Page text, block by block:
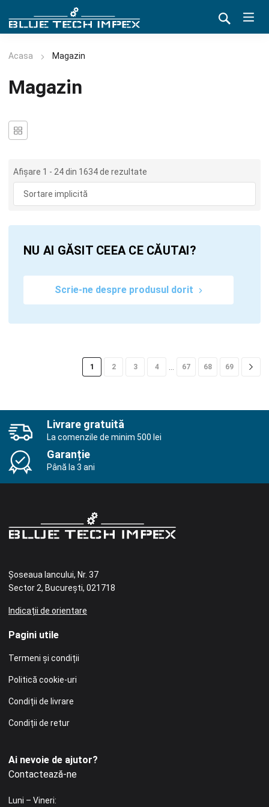
Acasa Magazin
Magazin
Afișare 1 - 24 din 1634 de rezultate
NU AI GĂSIT CEEA CE CĂUTAI?
Scrie-ne despre produsul dorit
1 2 3 4 … 67 68 69
Livrare gratuită
La comenzile de minim 500 lei
Garanție
Până la 3 ani
Șoseaua Iancului, Nr. 37
Sector 2, București, 021718
Indicații de orientare
Pagini utile
Termeni și condiții
Politică cookie-uri
Condiții de livrare
Condiții de retur
Ai nevoie de ajutor?
Contactează-ne
Luni – Vineri: